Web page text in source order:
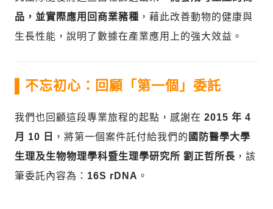
品，並實際應用回商業豬種 ，藉此改善動物的健康與
生長性能，說明了數據在產業應用上的強大效益。
▌不忘初心：回顧「第一個」委託
我們也回顧這段專業旅程的起點，感謝在 2015 年 4
月 10 日
，將第一個案件託付給我們的 國防醫學大學
生理及生物物理學科暨生理學研究所 劉正哲所長 ，該
筆委託內容為： 16S rDNA 。